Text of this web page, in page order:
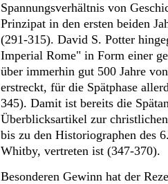
Spannungsverhältnis von
Prinzipat in den ersten beiden
(291-315). David S. Potter
Imperial Rome" in Form einer
über immerhin gut 500 Jahre
erstreckt, für die Spätphase
345). Damit ist bereits die
Überblicksartikel zur
bis zu den Historiographen des
Whitby, vertreten ist (347-370).
Besonderen Gewinn hat der